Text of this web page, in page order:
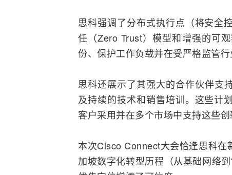
思科强调了分布式执行点（将安全
任（Zero Trust）模型和增强的可
份、保护工作负载并在受严格监管行
思科还展示了其强大的合作伙伴支
及持续的技术和销售培训。这些计
客户采用并在多个市场中支持这些创
本次Cisco Connect大会恰逢思科
加坡数字化转型历程（从基础网络